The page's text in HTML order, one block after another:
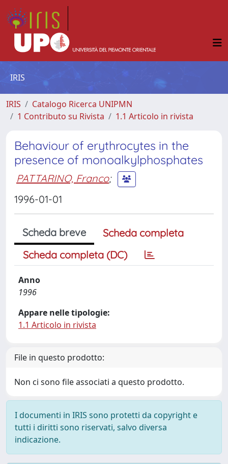
IRIS
IRIS
Catalogo Ricerca UNIPMN
1 Contributo su Rivista
1.1 Articolo in rivista
Behaviour of erythrocytes in the
presence of monoalkylphosphates
PATTARINO, Franco;
1996-01-01
Scheda breve
Scheda completa
Scheda completa (DC)
Anno
1996
Appare nelle tipologie:
1.1 Articolo in rivista
File in questo prodotto:
Non ci sono file associati a questo prodotto.
I documenti in IRIS sono protetti da copyright e
tutti i diritti sono riservati, salvo diversa
indicazione.